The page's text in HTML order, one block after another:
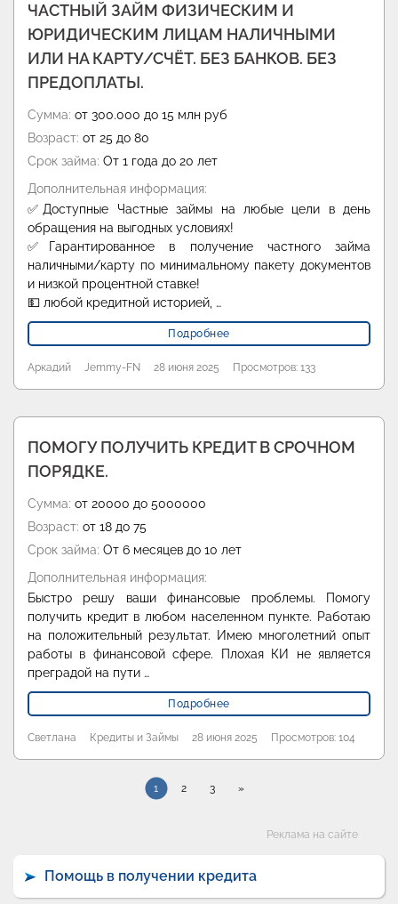
ЧАСТНЫЙ ЗАЙМ ФИЗИЧЕСКИМ И
ЮРИДИЧЕСКИМ ЛИЦАМ НАЛИЧНЫМИ
ИЛИ НА КАРТУ/СЧЁТ. БЕЗ БАНКОВ. БЕЗ
ПРЕДОПЛАТЫ.
Сумма: от 300.000 до 15 млн руб
Возраст: от 25 до 80
Срок займа: От 1 года до 20 лет
Дополнительная информация:
✅Доступные Частные займы на любые цели в день
обращения на выгодных условиях!
✅Гарантированное в получение частного займа
наличными/карту по минимальному пакету документов
и низкой процентной ставке!
💵 любой кредитной историей, …
Подробнее
Аркадий Jemmy-FN 28 июня 2025 Просмотров: 133
ПОМОГУ ПОЛУЧИТЬ КРЕДИТ В СРОЧНОМ
ПОРЯДКЕ.
Сумма: от 20000 до 5000000
Возраст: от 18 до 75
Срок займа: От 6 месяцев до 10 лет
Дополнительная информация:
Быстро решу ваши финансовые проблемы. Помогу
получить кредит в любом населенном пункте. Работаю
на положительный результат. Имею многолетний опыт
работы в финансовой сфере. Плохая КИ не является
преградой на пути …
Подробнее
Светлана Кредиты и Займы 28 июня 2025 Просмотров: 104
1 2 3 »
Реклама на сайте
Помощь в получении кредита